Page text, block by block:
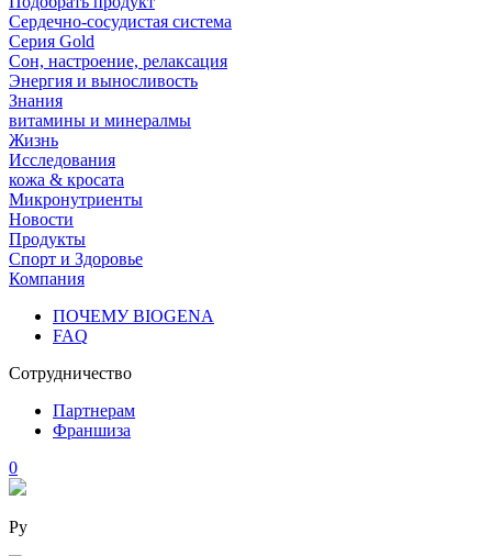
Сердечно-сосудистая система
Серия Gold
Сон, настроение, релаксация
Энергия и выносливость
Знания
витамины и минералмы
Жизнь
Исследования
кожа & кросата
Микронутриенты
Новости
Продукты
Спорт и Здоровье
Компания
ПОЧЕМУ BIOGENA
FAQ
Сотрудничество
Партнерам
Франшиза
0
Ру